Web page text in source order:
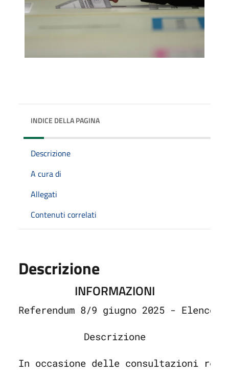
INDICE DELLA PAGINA
Descrizione
A cura di
Allegati
Contenuti correlati
Descrizione
INFORMAZIONI
Referendum 8/9 giugno 2025 -
Descrizione
In occasione delle consultazioni